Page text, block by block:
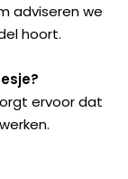
adviseren we
hoort.
ervoor dat